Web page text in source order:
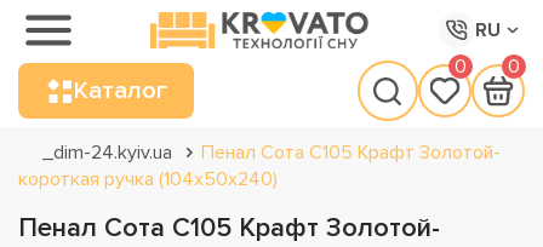
RU
Каталог
0 0
_dim-24.kyiv.ua
Пенал Сота С105 Крафт Золотой-
короткая ручка (104х50х240)
Пенал Сота С105 Крафт Золотой-